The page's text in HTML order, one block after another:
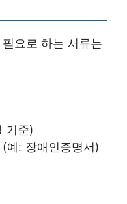
요로 하는 서류는
기준)
예: 장애인증명서)